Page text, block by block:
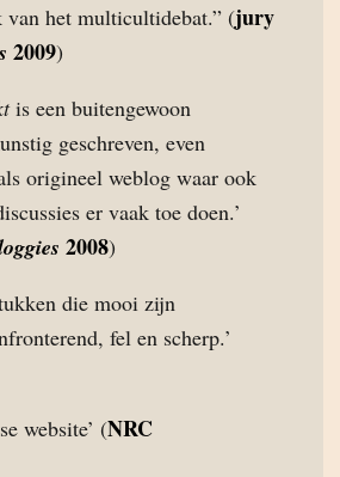
van het multicultidebat.” (jury
2009)
is een buitengewoon
geschreven, even
origineel weblog waar ook
er vaak toe doen.’
2008)
die mooi zijn
fel en scherp.’
website’ (NRC